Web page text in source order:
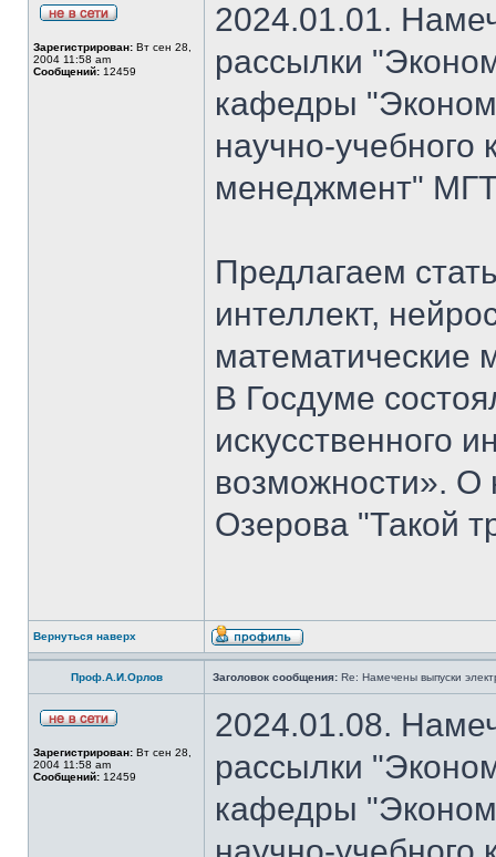
Зарегистрирован: Вт сен 28,
2004 11:58 am
Сообщений: 12459
2024.01.01.
рассылки
кафедры
научно-
менеджмент"
Предлагаем
интеллект,
математические
В Госдуме
искусственного
возможности». О
Озерова "Такой
Вернуться наверх
Проф.А.И.Орлов Заголовок сообщения: Re: Намечены выпуски
Зарегистрирован: Вт сен 28,
2004 11:58 am
Сообщений: 12459
2024.01.08.
рассылки
кафедры